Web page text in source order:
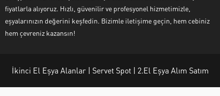
fiyatlarla alıyoruz. Hızlı, güvenilir ve profesyonel hizmetimizle,
eşyalarınızın değerini keşfedin. Bizimle iletişime geçin, hem cebiniz
hem çevreniz kazansın!
İkinci El Eşya Alanlar | Servet Spot | 2.El Eşya Alım Satım
Ayşe Yılmaz